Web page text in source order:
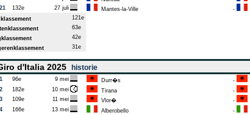
132e 27 juli Mantes-la-Ville -
121e
63e
42e
31e
d'Italia 2025 historie
96e 9 mei Durr�s -
182e 10 mei Tirana -
109e 11 mei Vlor� -
166e 13 mei Alberobello -